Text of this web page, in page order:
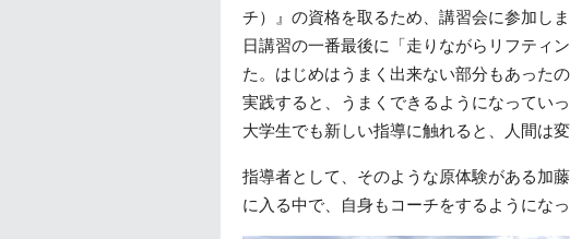
チ）』の資格を取るため、講習会に参加し
日講習の一番最後に「走りながらリフティ
た。はじめはうまく出来ない部分もあった
実践すると、うまくできるようになってい
大学生でも新しい指導に触れると、人間は
指導者として、そのような原体験がある加
に入る中で、自身もコーチをするようになっ